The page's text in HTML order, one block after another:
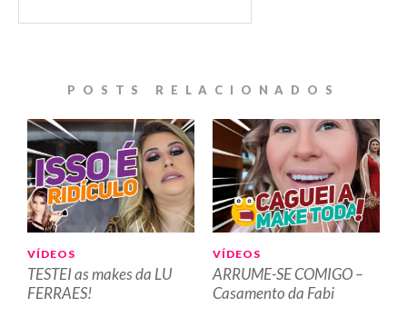
POSTS RELACIONADOS
VÍDEOS
TESTEI as makes da LU
FERRAES!
VÍDEOS
ARRUME-SE COMIGO –
Casamento da Fabi